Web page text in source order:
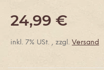
24,99 €
inkl. 7% USt. , zzgl. Versand